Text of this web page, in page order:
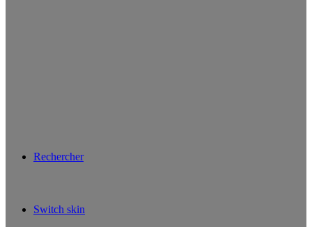
Rechercher
Switch skin